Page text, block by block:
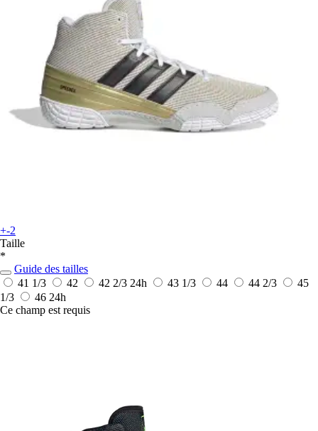
+-2
Taille
*
Guide des tailles
41 1/3
42 42 2/3 24h 43 1/3 44 44 2/3
45
1/3
46 24h
Ce champ est requis